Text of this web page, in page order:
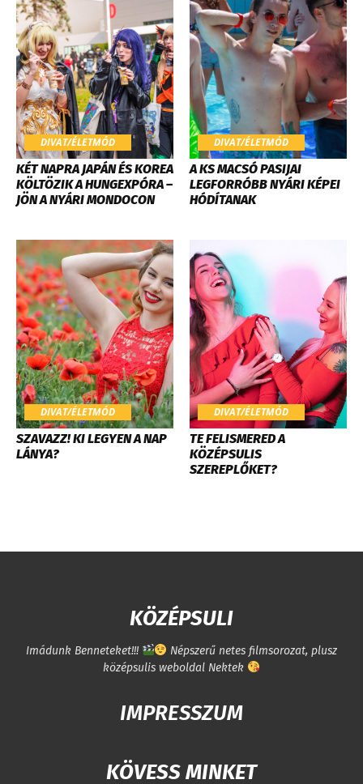
DIVAT/ÉLETMÓD
KÉT NAPRA JAPÁN ÉS KOREA
KÖLTÖZIK A HUNGEXPÓRA –
JÖN A NYÁRI MONDOCON
DIVAT/ÉLETMÓD
A KS MACSÓ PASIJAI
LEGFORRÓBB NYÁRI KÉPEI
HÓDÍTANAK
DIVAT/ÉLETMÓD
SZAVAZZ! KI LEGYEN A NAP
LÁNYA?
DIVAT/ÉLETMÓD
TE FELISMERED A
KÖZÉPSULIS
SZEREPLŐKET?
KÖZÉPSULI
Imádunk Benneteket!!!
Népszerű netes filmsorozat, plusz
középsulis weboldal Nektek
IMPRESSZUM
KÖVESS MINKET